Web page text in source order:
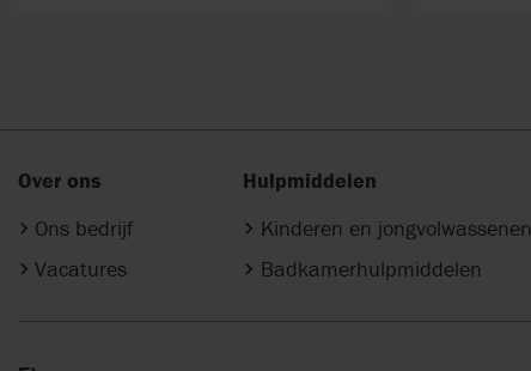
Over ons
Ons bedrijf
Vacatures
Hulpmiddelen
Kinderen en jongvolwassenen
Badkamerhulpmiddelen